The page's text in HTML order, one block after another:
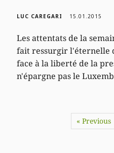
LUC CAREGARI 15.01.2015
Les attentats de la
fait ressurgir l'éternelle
face à la liberté de la
n'épargne pas le
« Previous